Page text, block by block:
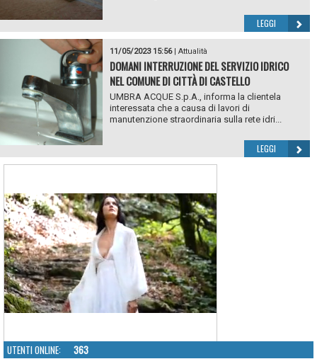
LEGGI
11/05/2023 15:56| Attualità
DOMANI INTERRUZIONE DEL SERVIZIO IDRICO
NEL COMUNE DI CITTÀ DI CASTELLO
UMBRA ACQUE S.p.A., informa la clientela
interessata che a causa di lavori di
manutenzione straordinaria sulla rete idri...
LEGGI
UTENTI ONLINE: 363